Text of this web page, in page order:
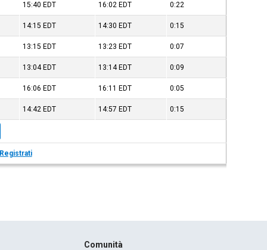
15:40 EDT 16:02 EDT 0:22
14:15 EDT 14:30 EDT 0:15
13:15 EDT 13:23 EDT 0:07
13:04 EDT 13:14 EDT 0:09
16:06 EDT 16:11 EDT 0:05
14:42 EDT 14:57 EDT 0:15
Comunità